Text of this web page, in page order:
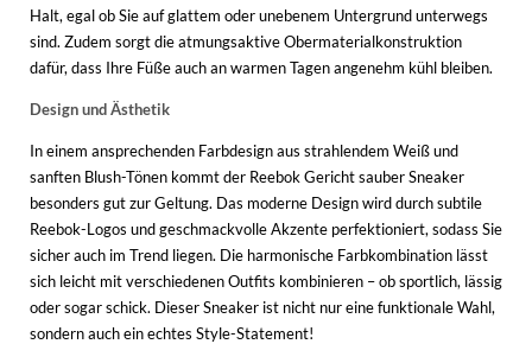
Halt, egal ob Sie auf glattem oder unebenem Untergrund unterwegs
sind. Zudem sorgt die atmungsaktive Obermaterialkonstruktion
dafür, dass Ihre Füße auch an warmen Tagen angenehm kühl bleiben.
Design und Ästhetik
In einem ansprechenden Farbdesign aus strahlendem Weiß und
sanften Blush-Tönen kommt der Reebok Gericht sauber Sneaker
besonders gut zur Geltung. Das moderne Design wird durch subtile
Reebok-Logos und geschmackvolle Akzente perfektioniert, sodass Sie
sicher auch im Trend liegen. Die harmonische Farbkombination lässt
sich leicht mit verschiedenen Outfits kombinieren – ob sportlich, lässig
oder sogar schick. Dieser Sneaker ist nicht nur eine funktionale Wahl,
sondern auch ein echtes Style-Statement!